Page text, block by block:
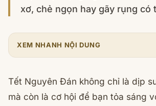
xơ, chẻ ngọn hay gãy rụng có
XEM NHANH NỘI DUNG
Tết Nguyên Đán không chỉ là dịp
mà còn là cơ hội để bạn tỏa sáng